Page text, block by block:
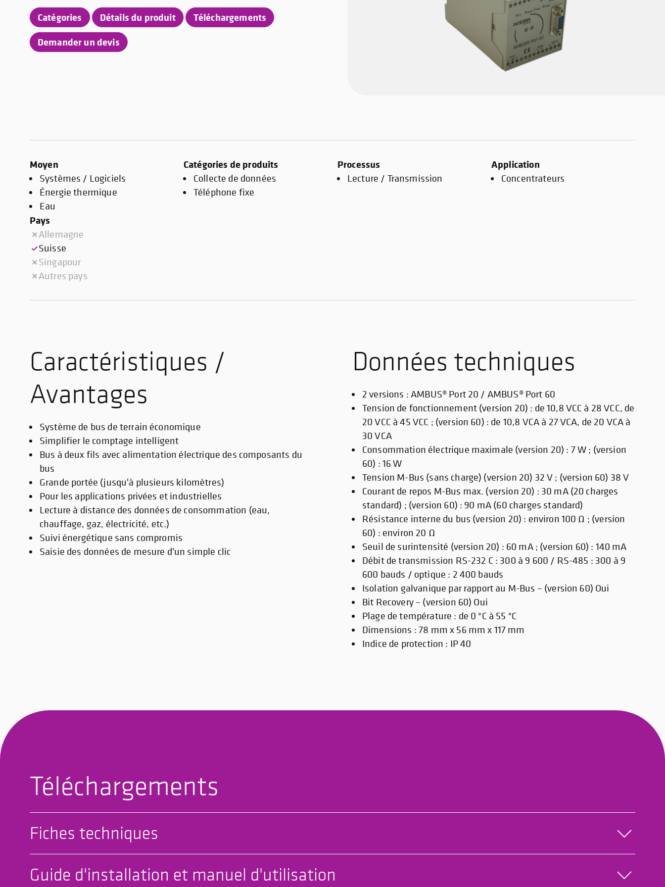
Catégories Détails du produit
Téléchargements
Demander un devis
Moyen
Systèmes / Logiciels
Énergie thermique
Eau
Catégories de produits
Collecte de données
Téléphone fixe
Processus
Lecture / Transmission
Application
Concentrateurs
Pays
Allemagne
Suisse
Singapour
Autres pays
Caractéristiques /
Avantages
Système de bus de terrain économique
Simplifier le comptage intelligent
Bus à deux fils avec alimentation électrique des composants du
bus
Grande portée (jusqu'à plusieurs kilomètres)
Pour les applications privées et industrielles
Lecture à distance des données de consommation (eau,
chauffage, gaz, électricité, etc.)
Suivi énergétique sans compromis
Saisie des données de mesure d'un simple clic
Données techniques
2 versions : AMBUS® Port 20 / AMBUS® Port 60
Tension de fonctionnement (version 20) : de 10,8 VCC à 28 VCC, de
20 VCC à 45 VCC ; (version 60) : de 10,8 VCA à 27 VCA, de 20 VCA à
30 VCA
Consommation électrique maximale (version 20) : 7 W ; (version
60) : 16 W
Tension M-Bus (sans charge) (version 20) 32 V ; (version 60) 38 V
Courant de repos M-Bus max. (version 20) : 30 mA (20 charges
standard) ; (version 60) : 90 mA (60 charges standard)
Résistance interne du bus (version 20) : environ 100 Ω ; (version
60) : environ 20 Ω
Seuil de surintensité (version 20) : 60 mA ; (version 60) : 140 mA
Débit de transmission RS-232 C : 300 à 9 600 / RS-485 : 300 à 9
600 bauds / optique : 2 400 bauds
Isolation galvanique par rapport au M-Bus – (version 60) Oui
Bit Recovery – (version 60) Oui
Plage de température : de 0 °C à 55 °C
Dimensions : 78 mm x 56 mm x 117 mm
Indice de protection : IP 40
Téléchargements
Fiches techniques
Guide d'installation et manuel d'utilisation